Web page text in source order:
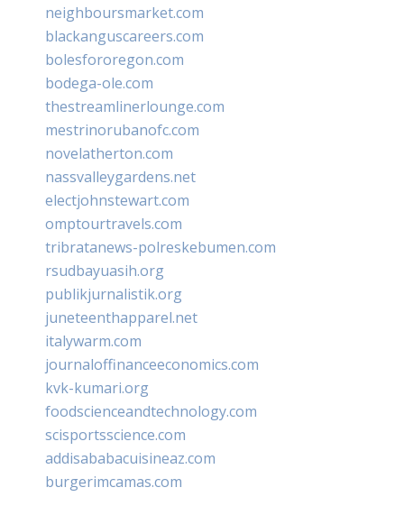
neighboursmarket.com
blackanguscareers.com
bolesfororegon.com
bodega-ole.com
thestreamlinerlounge.com
mestrinorubanofc.com
novelatherton.com
nassvalleygardens.net
electjohnstewart.com
omptourtravels.com
tribratanews-polreskebumen.com
rsudbayuasih.org
publikjurnalistik.org
juneteenthapparel.net
italywarm.com
journaloffinanceeconomics.com
kvk-kumari.org
foodscienceandtechnology.com
scisportsscience.com
addisababacuisineaz.com
burgerimcamas.com